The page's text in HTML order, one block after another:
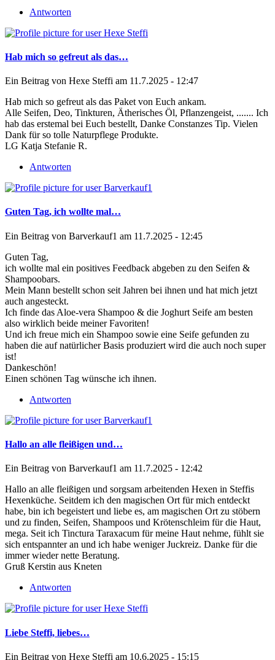
Antworten
Hab mich so gefreut als das…
Ein Beitrag von Hexe Steffi am 11.7.2025 - 12:47
Hab mich so gefreut als das Paket von Euch ankam.
Alle Seifen, Deo, Tinkturen, Ätherisches Öl, Pflanzengeist, ....... Ich
hab das erstemal bei Euch bestellt, Danke Constanzes Tip. Vielen
Dank für so tolle Naturpflege Produkte.
LG Katja Stefanie R.
Antworten
Guten Tag, ich wollte mal…
Ein Beitrag von Barverkauf1 am 11.7.2025 - 12:45
Guten Tag,
ich wollte mal ein positives Feedback abgeben zu den Seifen &
Shampoobars.
Mein Mann bestellt schon seit Jahren bei ihnen und hat mich jetzt
auch angesteckt.
Ich finde das Aloe-vera Shampoo & die Joghurt Seife am besten
also wirklich beide meiner Favoriten!
Und ich freue mich ein Shampoo sowie eine Seife gefunden zu
haben die auf natürlicher Basis produziert wird die auch noch super
ist!
Dankeschön!
Einen schönen Tag wünsche ich ihnen.
Antworten
Hallo an alle fleißigen und…
Ein Beitrag von Barverkauf1 am 11.7.2025 - 12:42
Hallo an alle fleißigen und sorgsam arbeitenden Hexen in Steffis
Hexenküche. Seitdem ich den magischen Ort für mich entdeckt
habe, bin ich begeistert und liebe es, am magischen Ort zu stöbern
und zu finden, Seifen, Shampoos und Krötenschleim für die Haut,
mega. Seit ich Tinctura Taraxacum für meine Haut nehme, fühlt sie
sich entspannter an und ich habe weniger Juckreiz. Danke für die
immer wieder nette Beratung.
Gruß Kerstin aus Kneten
Antworten
Liebe Steffi, liebes…
Ein Beitrag von Hexe Steffi am 10.6.2025 - 15:15